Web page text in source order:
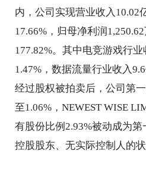
内，公司实现营业收入10.02
17.66%，归母净利润
177.82%。其中电竞游戏行
1.47%，数据流量行业收入
经过股权被拍卖后，公司第
至1.06%，NEWEST WISE
有股份比例2.93%被动成为
控股股东、无实际控制人的状